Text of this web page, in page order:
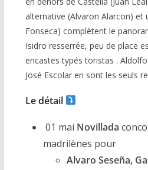
alternative (Alvaron Alarcon) et
Fonseca) complètent le
Isidro resserrée, peu de place
encastes typés toristas .
José Escolar en sont les seuls
Le détail
01 mai Novillada
madrilènes pour
Alvaro Seseña,